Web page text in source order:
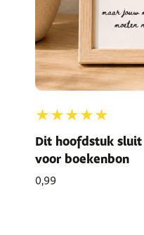
★★★★★
Dit hoofdstuk
voor boekenbon
0,99